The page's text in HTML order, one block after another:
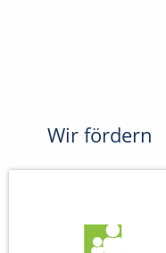
Wir fördern